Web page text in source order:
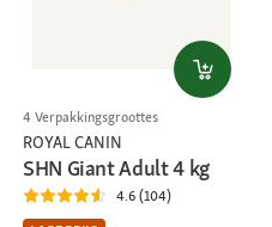
4 Verpakkingsgroottes
ROYAL CANIN
SHN Giant Adult 4 kg
4.6 (104)